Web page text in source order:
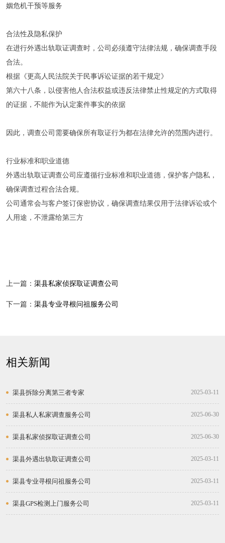
姻危机干预等服务‌
合法性及隐私保护
在进行外遇出轨取证调查时，公司必须遵守法律法规，确保调查手段
合法。
根据《更高人民法院关于民事诉讼证据的若干规定》
第六十八条，以侵害他人合法权益或违反法律禁止性规定的方式取得
的证据，不能作为认定案件事实的依据‌
因此，调查公司需要确保所有取证行为都在法律允许的范围内进行。
行业标准和职业道德
外遇出轨取证调查公司应遵循行业标准和职业道德，保护客户隐私，
确保调查过程合法合规。
公司通常会与客户签订保密协议，确保调查结果仅用于法律诉讼或个
人用途，不泄露给第三方‌
上一篇： 渠县私家侦探取证调查公司
下一篇： 渠县专业寻根问祖服务公司
相关新闻
渠县拆除分离第三者专家 2025-03-11
渠县私人私家调查服务公司 2025-06-30
渠县私家侦探取证调查公司 2025-06-30
渠县外遇出轨取证调查公司 2025-03-11
渠县专业寻根问祖服务公司 2025-03-11
渠县GPS检测上门服务公司 2025-03-11